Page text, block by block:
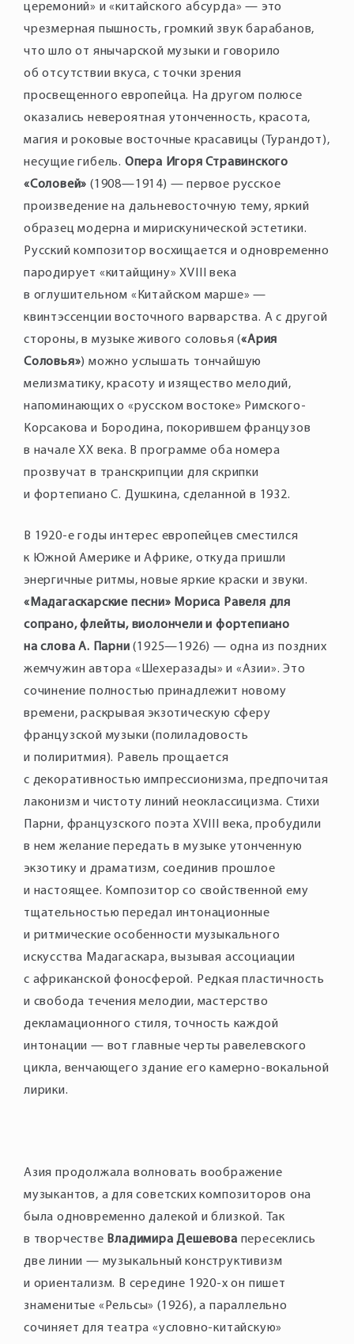
церемоний» и «китайского абсурда» — это
чрезмерная пышность, громкий звук барабанов,
что шло от янычарской музыки и говорило
об отсутствии вкуса, с точки зрения
просвещенного европейца. На другом полюсе
оказались невероятная утонченность, красота,
магия и роковые восточные красавицы (Турандот),
несущие гибель. Опера Игоря Стравинского
«Соловей» (1908—1914) — первое русское
произведение на дальневосточную тему, яркий
образец модерна и мирискунической эстетики.
Русский композитор восхищается и одновременно
пародирует «китайщину» XVIII века
в оглушительном «Китайском марше» —
квинтэссенции восточного варварства. А с другой
стороны, в музыке живого соловья («Ария
Соловья») можно услышать тончайшую
мелизматику, красоту и изящество мелодий,
напоминающих о «русском востоке» Римского-
Корсакова и Бородина, покорившем французов
в начале XX века. В программе оба номера
прозвучат в транскрипции для скрипки
и фортепиано С. Душкина, сделанной в 1932.
В 1920-е годы интерес европейцев сместился
к Южной Америке и Африке, откуда пришли
энергичные ритмы, новые яркие краски и звуки.
«Мадагаскарские песни» Мориса Равеля для
сопрано, флейты, виолончели и фортепиано
на слова А. Парни (1925—1926) — одна из поздних
жемчужин автора «Шехеразады» и «Азии». Это
сочинение полностью принадлежит новому
времени, раскрывая экзотическую сферу
французской музыки (полиладовость
и полиритмия). Равель прощается
с декоративностью импрессионизма, предпочитая
лаконизм и чистоту линий неоклассицизма. Стихи
Парни, французского поэта XVIII века, пробудили
в нем желание передать в музыке утонченную
экзотику и драматизм, соединив прошлое
и настоящее. Композитор со свойственной ему
тщательностью передал интонационные
и ритмические особенности музыкального
искусства Мадагаскара, вызывая ассоциации
с африканской фоносферой. Редкая пластичность
и свобода течения мелодии, мастерство
декламационного стиля, точность каждой
интонации — вот главные черты равелевского
цикла, венчающего здание его камерно-вокальной
лирики.
Азия продолжала волновать воображение
музыкантов, а для советских композиторов она
была одновременно далекой и близкой. Так
в творчестве Владимира Дешевова пересеклись
две линии — музыкальный конструктивизм
и ориентализм. В середине 1920-х он пишет
знаменитые «Рельсы» (1926), а параллельно
сочиняет для театра «условно-китайскую»